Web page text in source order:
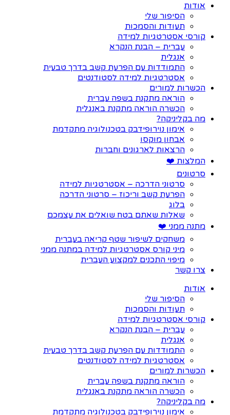
אודות
הסיפור שלי
תעודות והסמכות
קורסי אסטרטגיות למידה
עברית – הבנת הנקרא
אנגלית
התמודדות עם הפרעת קשב בדרך טבעית
אסטרטגיות למידה לסטודנטים
הכשרות למורים
הוראה מתקנת בשפה עברית
הכשרה הוראה מתקנת באנגלית
מה בקליניקה?
אימון נוירופידבק בטכנולוגיה מתקדמת
אבחון מוקסו
הרצאות לארגונים וחברות
המלצות ❤️
סרטונים
סרטוני הדרכה – אסטרטגיות למידה
הפרעת קשב וריכוז – סרטוני הדרכה
בלוג
שאלות שאתם בטח שואלים את עצמכם
מתנה ממני ❤️
משחקים לשיפור שטף קריאה בעברית
מיני קורס אסטרטגיות למידה במתנה ממני
מיפוי התכנים למקצוע העברית
צרו קשר
אודות
הסיפור שלי
תעודות והסמכות
קורסי אסטרטגיות למידה
עברית – הבנת הנקרא
אנגלית
התמודדות עם הפרעת קשב בדרך טבעית
אסטרטגיות למידה לסטודנטים
הכשרות למורים
הוראה מתקנת בשפה עברית
הכשרה הוראה מתקנת באנגלית
מה בקליניקה?
אימון נוירופידבק בטכנולוגיה מתקדמת